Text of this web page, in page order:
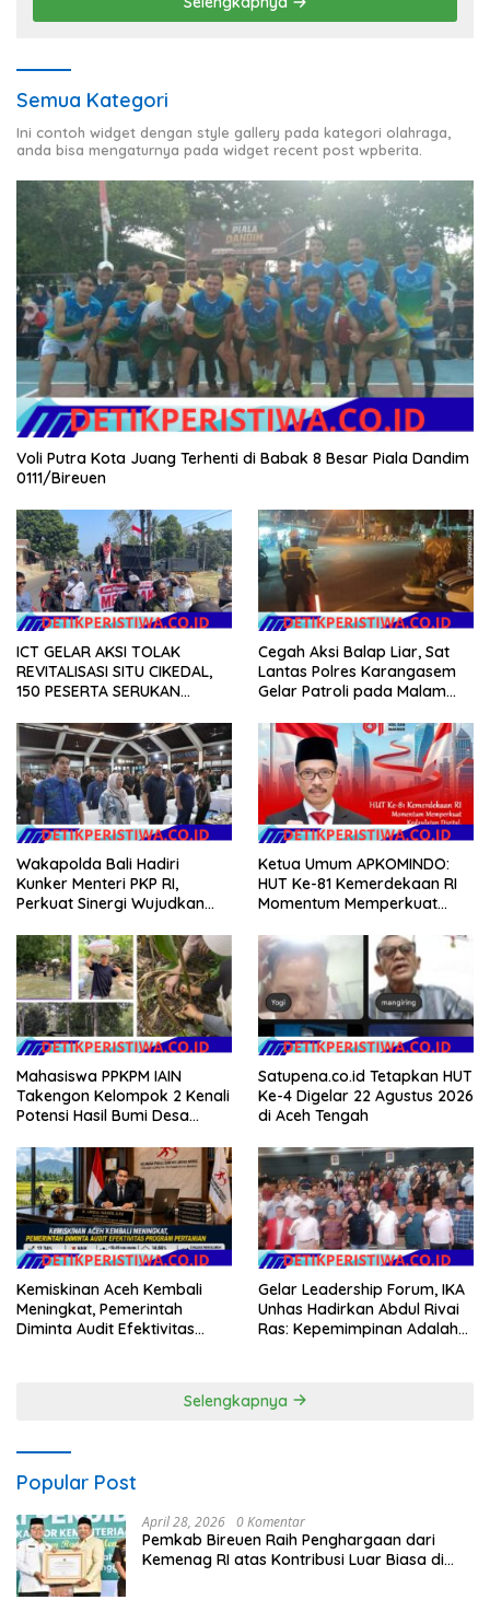
Semua Kategori
Ini contoh widget dengan style gallery pada kategori olahraga,
anda bisa mengaturnya pada widget recent post wpberita.
Voli Putra Kota Juang Terhenti di Babak 8 Besar Piala Dandim
0111/Bireuen
ICT GELAR AKSI TOLAK
REVITALISASI SITU CIKEDAL,
150 PESERTA SERUKAN
Cegah Aksi Balap Liar, Sat
Lantas Polres Karangasem
Gelar Patroli pada Malam
Wakapolda Bali Hadiri
Kunker Menteri PKP RI,
Perkuat Sinergi Wujudkan
Masyarakat
Ketua Umum APKOMINDO:
HUT Ke-81 Kemerdekaan RI
Momentum Memperkuat
Teknologi, dan Kepastian
Hukum Menuju Indonesia
Emas 2045
Mahasiswa PPKPM IAIN
Takengon Kelompok 2 Kenali
Potensi Hasil Bumi Desa
Satupena.co.id Tetapkan HUT
Ke-4 Digelar 22 Agustus 2026
di Aceh Tengah
Kemiskinan Aceh Kembali
Meningkat, Pemerintah
Diminta Audit Efektivitas
Gelar Leadership Forum, IKA
Unhas Hadirkan Abdul Rivai
Ras: Kepemimpinan Adalah
Selengkapnya
Popular Post
April 28, 2026 0 Komentar
Pemkab Bireuen Raih Penghargaan dari
Kemenag RI atas Kontribusi Luar Biasa di